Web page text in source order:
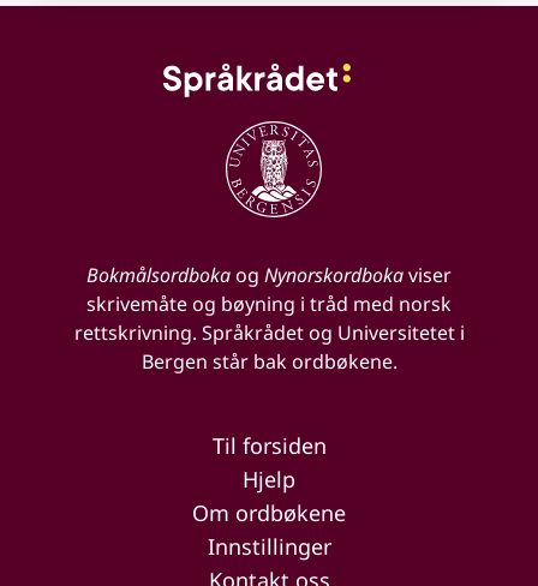
Bokmålsordbokaog Nynorskordbokaviser
skrivemåte og bøyning i tråd med norsk
rettskrivning. Språkrådet og Universitetet i
Bergen står bak ordbøkene.
Til forsiden
Hjelp
Om ordbøkene
Innstillinger
Kontakt oss